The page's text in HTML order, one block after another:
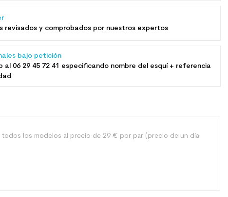
​​revisados ​​y comprobados por nuestros expertos
bajo petición
al 06 29 45 72 41 especificando nombre del esquí + referencia
todos los modelos al precio de 29 € por par (precio de un día